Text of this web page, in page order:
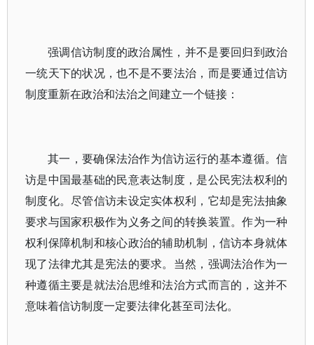
强调信访制度的政治属性，并不是要回归到政治
一统天下的状况，也不是不要法治，而是要通过信访
制度重新在政治和法治之间建立一个链接：
其一，要确保法治作为信访运行的基本遵循。信
访是中国最基础的民意表达制度，是公民宪法权利的
制度化。尽管信访未设定实体权利，它却是宪法抽象
要求与国家积极作为义务之间的转换装置。作为一种
权利保障机制和核心政治的辅助机制，信访本身就体
现了法律尤其是宪法的要求。当然，强调法治作为一
种遵循主要是就法治思维和法治方式而言的，这并不
意味着信访制度一定要法律化甚至司法化。